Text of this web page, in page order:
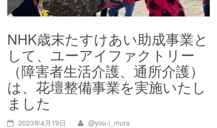
NHK歳末たすけあい助成事業と
して、ユーアイファクトリー
（障害者生活介護、通所介護）
は、花壇整備事業を実施いたし
ました
2023年4月19日
@you-i_mura